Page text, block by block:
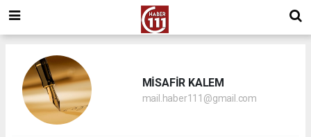
MİSAFİR KALEM
mail.haber111@gmail.com